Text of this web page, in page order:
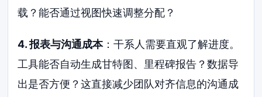
载？能否通过视图快速调整分配？
4. 报表与沟通成本：干系人需要直观了解进度。
工具能否自动生成甘特图、里程碑报告？数据导
出是否方便？这直接减少团队对齐信息的沟通成